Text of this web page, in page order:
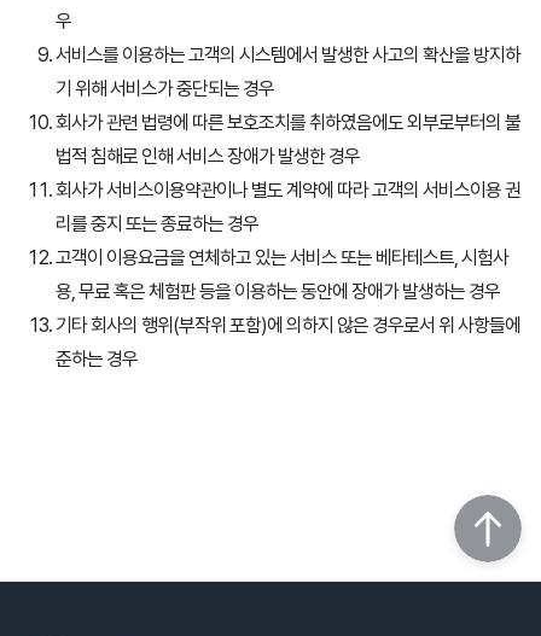
우
서비스를 이용하는 고객의 시스템에서 발생한 사고의 확산을 방지하
기 위해 서비스가 중단되는 경우
회사가 관련 법령에 따른 보호조치를 취하였음에도 외부로부터의 불
법적 침해로 인해 서비스 장애가 발생한 경우
회사가 서비스이용약관이나 별도 계약에 따라 고객의 서비스이용 권
리를 중지 또는 종료하는 경우
고객이 이용요금을 연체하고 있는 서비스 또는 베타테스트, 시험사
용, 무료 혹은 체험판 등을 이용하는 동안에 장애가 발생하는 경우
기타 회사의 행위(부작위 포함)에 의하지 않은 경우로서 위 사항들에
준하는 경우